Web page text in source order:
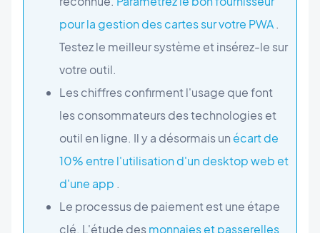
pour la gestion des cartes sur votre PWA .
Testez le meilleur système et insérez-le sur
votre outil.
Les chiffres confirment l'usage que font
les consommateurs des technologies et
outil en ligne. Il y a désormais un écart de
10% entre l'utilisation d'un desktop web et
d'une app .
Le processus de paiement est une étape
clé. L'étude desmonnaies et passerelles